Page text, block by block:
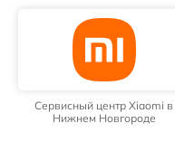
Сервисный центр Xiaomi в
Нижнем Новгороде